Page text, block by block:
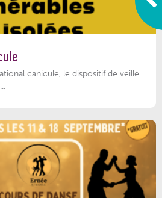
canicule, le dispositif de veille